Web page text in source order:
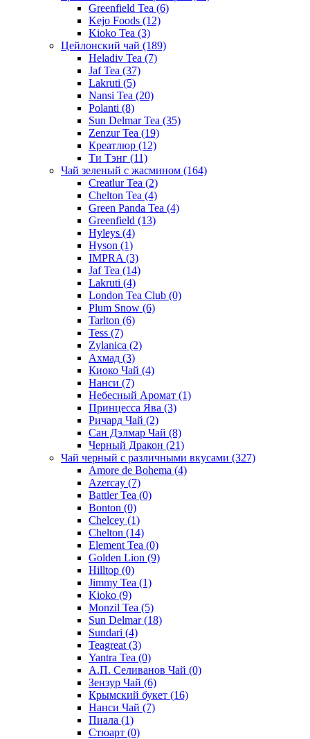
Greenfield Tea (6)
Kejo Foods (12)
Kioko Tea (3)
Цейлонский чай (189)
Heladiv Tea (7)
Jaf Tea (37)
Lakruti (5)
Nansi Tea (20)
Polanti (8)
Sun Delmar Tea (35)
Zenzur Tea (19)
Креатлюр (12)
Ти Тэнг (11)
Чай зеленый с жасмином (164)
Creatlur Tea (2)
Chelton Tea (4)
Green Panda Tea (4)
Greenfield (13)
Hyleys (4)
Hyson (1)
IMPRA (3)
Jaf Tea (14)
Lakruti (4)
London Tea Club (0)
Plum Snow (6)
Tarlton (6)
Tess (7)
Zylanica (2)
Ахмад (3)
Киоко Чай (4)
Нанси (7)
Небесный Аромат (1)
Принцесса Ява (3)
Ричард Чай (2)
Сан Дэлмар Чай (8)
Черный Дракон (21)
Чай черный с различными вкусами (327)
Amore de Bohema (4)
Azercay (7)
Battler Tea (0)
Bonton (0)
Chelcey (1)
Chelton (14)
Element Tea (0)
Golden Lion (9)
Hilltop (0)
Jimmy Tea (1)
Kioko (9)
Monzil Tea (5)
Sun Delmar(18)
Sundari (4)
Teagreat (3)
Yantra Tea (0)
А.П. Селиванов Чай (0)
Зензур Чай (6)
Крымский букет (16)
Нанси Чай (7)
Пиала (1)
Стюарт (0)